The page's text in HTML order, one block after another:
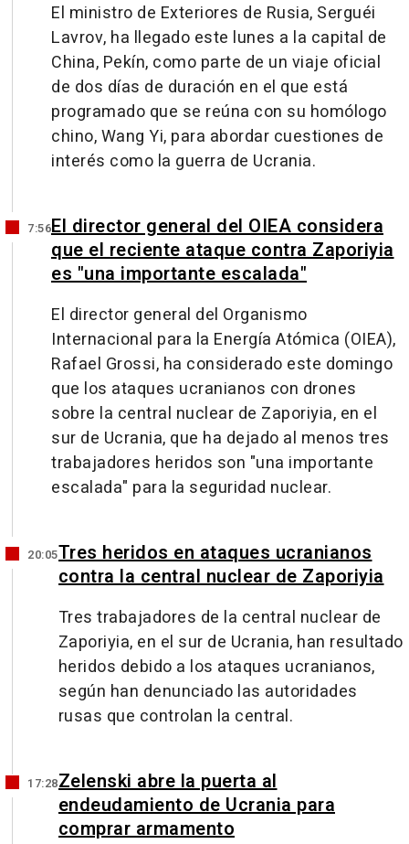
El ministro de Exteriores de Rusia, Serguéi
Lavrov, ha llegado este lunes a la capital de
China, Pekín, como parte de un viaje oficial
de dos días de duración en el que está
programado que se reúna con su homólogo
chino, Wang Yi, para abordar cuestiones de
interés como la guerra de Ucrania.
7:56El director general del OIEA considera
que el reciente ataque contra Zaporiyia
es "una importante escalada"
El director general del Organismo
Internacional para la Energía Atómica (OIEA),
Rafael Grossi, ha considerado este domingo
que los ataques ucranianos con drones
sobre la central nuclear de Zaporiyia, en el
sur de Ucrania, que ha dejado al menos tres
trabajadores heridos son "una importante
escalada" para la seguridad nuclear.
20:05Tres heridos en ataques ucranianos
contra la central nuclear de Zaporiyia
Tres trabajadores de la central nuclear de
Zaporiyia, en el sur de Ucrania, han resultado
heridos debido a los ataques ucranianos,
según han denunciado las autoridades
rusas que controlan la central.
17:28Zelenski abre la puerta al
endeudamiento de Ucrania para
comprar armamento